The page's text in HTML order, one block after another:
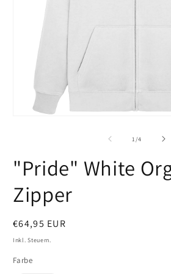
1 /von
4
"Pride" White
Zipper
Normaler
Preis
€64,95 EUR
Inkl. Steuern.
Farbe